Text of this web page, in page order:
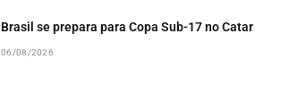
Brasil se prepara para Copa Sub-17 no Catar
06/08/2026